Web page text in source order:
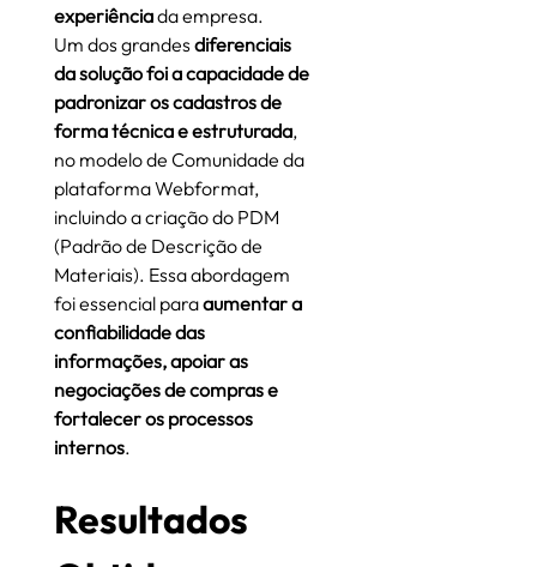
experiência da empresa.
Um dos grandes diferenciais
da solução foi a capacidade de
padronizar os cadastros de
forma técnica e estruturada,
no modelo de Comunidade da
plataforma Webformat,
incluindo a criação do PDM
(Padrão de Descrição de
Materiais). Essa abordagem
foi essencial para aumentar a
confiabilidade das
informações, apoiar as
negociações de compras e
fortalecer os processos
internos.
Resultados